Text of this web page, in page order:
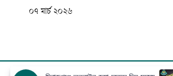
(সা.)-এর বিশেষ অনুরাগ ছিল। তিনি ইরশাদ
আহমাদ: ২২৪৭৮)
০৭ মার্চ ২০২৬